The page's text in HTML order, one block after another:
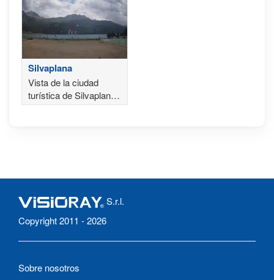
Silvaplana
Vista de la ciudad
turística de Silvaplana
en Suiza
S.r.l.
Copyright 2011 - 2026
Sobre nosotros